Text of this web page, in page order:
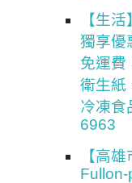
【生
獨享優
免運費
衛生紙
冷凍食
6963
【高